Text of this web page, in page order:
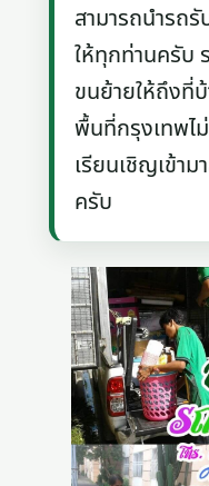
สามารถนำรถ
ให้ทุกท่านครับ
ขนย้ายให้ถึงที่บ้
พื้นที่กรุงเทพไม่
เรียนเชิญเข้าม
ครับ